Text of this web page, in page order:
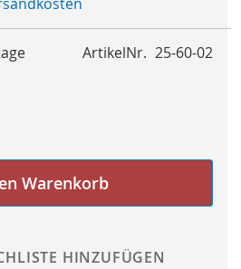
ArtikelNr. 25-60-02
Warenkorb
HINZUFÜGEN